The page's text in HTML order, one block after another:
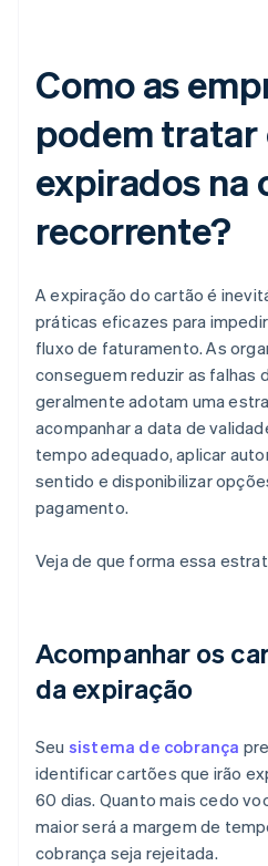
Como as
podem tratar
expirados na
recorrente?
A expiração do cartão é
práticas eficazes para
fluxo de faturamento. As
conseguem reduzir as falhas
geralmente adotam uma
acompanhar a data de
tempo adequado, aplicar
sentido e disponibilizar
pagamento.
Veja de que forma essa
Acompanhar os
da expiração
Seu sistema de cobrança
identificar cartões que irão
60 dias. Quanto mais cedo
maior será a margem de
cobrança seja rejeitada.